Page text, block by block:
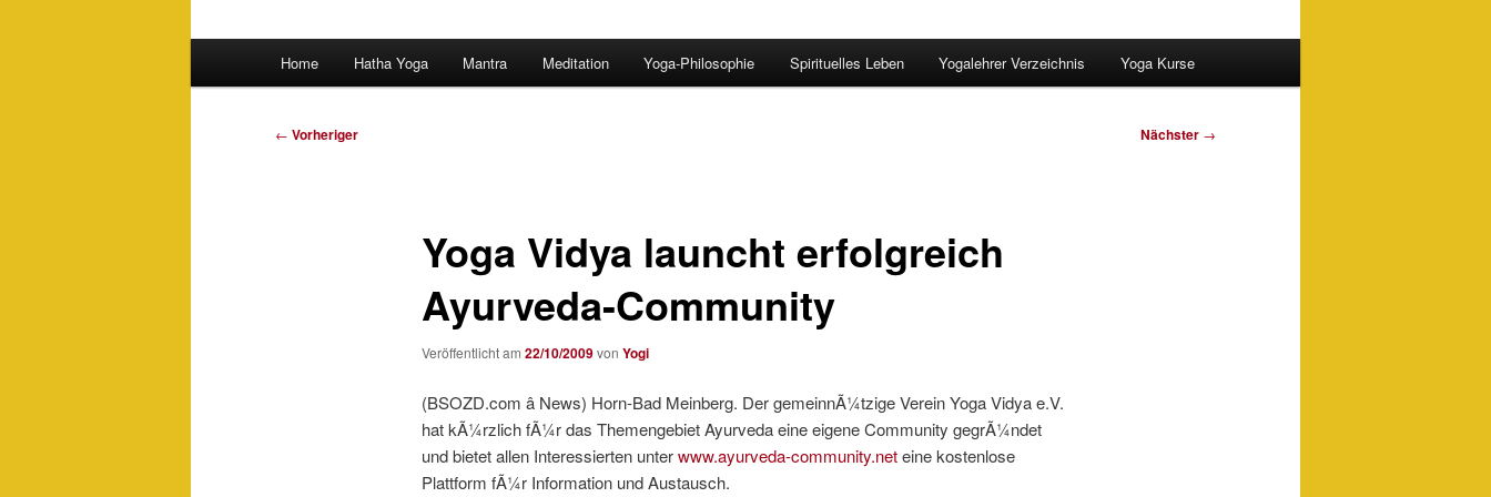
Home Hatha Yoga Mantra Meditation Yoga-Philosophie Spirituelles Leben Yogalehrer Verzeichnis Yoga Kurse
Beitragsnavigation
← Vorheriger Nächster →
Yoga Vidya launcht erfolgreich
Ayurveda-Community
Veröffentlicht am 22/10/2009von Yogi
(BSOZD.com â News) Horn-Bad Meinberg. Der gemeinnÃ¼tzige Verein Yoga Vidya e.V.
hat kÃ¼rzlich fÃ¼r das Themengebiet Ayurveda eine eigene Community gegrÃ¼ndet
und bietet allen Interessierten unterwww.ayurveda-community.neteine kostenlose
Plattform fÃ¼r Information und Austausch.